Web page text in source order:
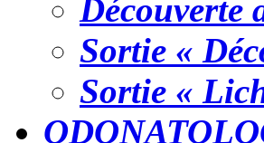
Découverte
Sortie «
Sortie «